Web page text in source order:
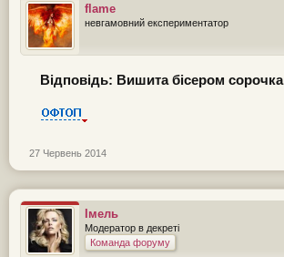
flame
невгамовний експериментатор
Відповідь: Вишита бісером сорочка
27 Червень 2014
Імель
Модератор в декреті
Команда форуму